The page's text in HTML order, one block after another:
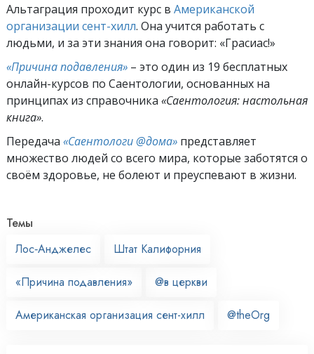
Альтаграция проходит курс в Американской
организации сент-хилл. Она учится работать с
людьми, и за эти знания она говорит: «Грасиас!»
«Причина подавления» – это один из 19 бесплатных
онлайн-курсов по Саентологии, основанных на
принципах из справочника «Саентология: настольная
книга».
Передача «Саентологи @дома» представляет
множество людей со всего мира, которые заботятся о
своём здоровье, не болеют и преуспевают в жизни.
Темы
Лос‑Анджелес
Штат Калифорния
«Причина подавления» @в церкви
Американская организация сент-хилл @theOrg